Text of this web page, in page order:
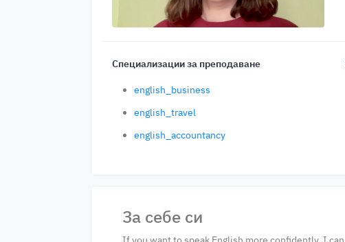
Специализации за преподаване
english_business
english_travel
english_accountancy
За себе си